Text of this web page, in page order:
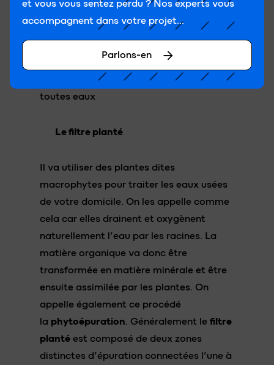
Le filtre planté
Il va utiliser des plantes dites
macrophytes pour traiter les eaux usées
de votre domicile. On les appelle comme
cela car elles drainent et oxygènent
naturellement l’eau par les racines. La
matière organique va donc être
transformée en matière minérale et être
ensuite assimilée par les plantes. On
appelle également ce procédé
la phytoépuration. Généralement le filtre
planté est composé de deux zones
distinctes d’épuration connectées l’une à
et vous vous sentez perdu ? Nos experts vous
accompagnent dans votre projet...
Parlons-en